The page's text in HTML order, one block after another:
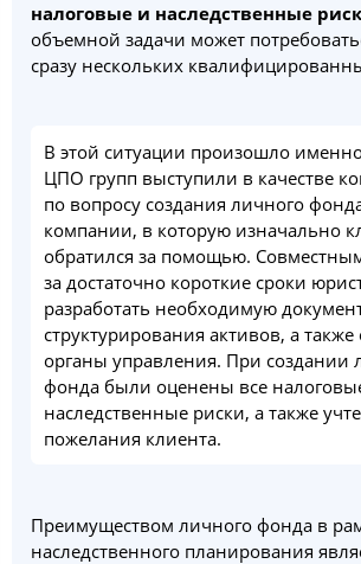
налоговые и наследственные
объемной задачи может
сразу нескольких
В этой ситуации произошло
ЦПО групп выступили в качестве
по вопросу создания личного
компании, в которую изначально
обратился за помощью.
за достаточно короткие сроки
разработать необходимую
структурирования активов, а
органы управления. При создании
фонда были оценены все
наследственные риски, а также
пожелания клиента.
Преимуществом личного фонда в
наследственного планирования